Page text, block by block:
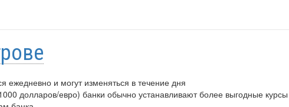
ежедневно и могут изменяться в течение дня
долларов/евро) банки обычно устанавливают более выгодные курсы